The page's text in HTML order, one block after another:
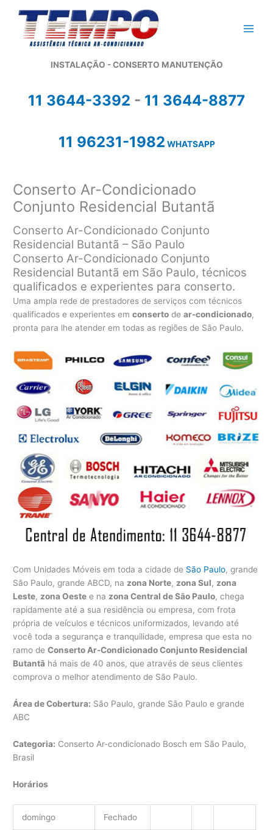
conteúdo
INSTALAÇÃO - CONSERTO MANUTENÇÃO
11 3644-3392 - 11 3644-8877
11 96231-1982 WHATSAPP
Conserto Ar-Condicionado
Conjunto Residencial Butantã
Conserto Ar-Condicionado Conjunto
Residencial Butantã – São Paulo
Conserto Ar-Condicionado Conjunto
Residencial Butantã em São Paulo, técnicos
qualificados e experientes para conserto.
Uma ampla rede de prestadores de serviços com técnicos
qualificados e experientes emconserto dear-condicionado,
pronta para lhe atender em todas as regiões de São Paulo.
Com Unidades Móveis em toda a cidade de São Paulo, grande
São Paulo, grande ABCD, na zona Norte, zona Sul, zona
Leste, zona Oeste e na zona Central de São Paulo, chega
rapidamente até a sua residência ou empresa, com frota
própria de veículos e técnicos uniformizados, levando até
você toda a segurança e tranquilidade, empresa que esta no
ramo deConserto Ar-Condicionado Conjunto Residencial
Butantã há mais de 40 anos, que através de seus clientes
comprova o melhor atendimento de São Paulo.
Área de Cobertura: São Paulo, grande São Paulo e grande
ABC
Categoria: Conserto Ar-condicionado Bosch em São Paulo,
Brasil
Horários
domingo Fechado